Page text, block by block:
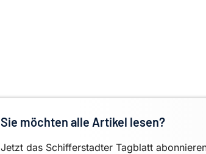
Sie möchten alle Artikel lesen?
Jetzt das Schifferstadter Tagblatt